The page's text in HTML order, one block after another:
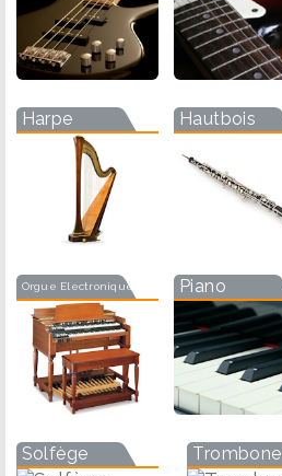
Harpe Hautbois
Orgue Electronique Piano
Solfège Trombone